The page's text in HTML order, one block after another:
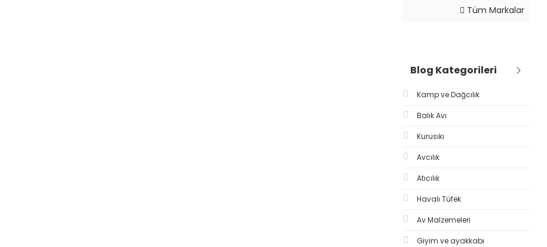
Tüm Markalar
Blog Kategorileri
Kamp ve Dağcılık
Balık Avı
Kurusıkı
Avcılık
Atıcılık
Havalı Tüfek
Av Malzemeleri
Giyim ve ayakkabı